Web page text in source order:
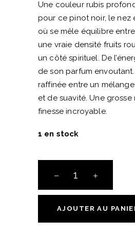
Une couleur rubis
pour ce pinot noir, le nez
où se mêle équilibre
une vraie densité fruits
un côté spirituel. De
de son parfum envoutant.
raffinée entre un
et de suavité. Une grosse
finesse incroyable.
1 en stock
Les
SaintesAJOUTER AU